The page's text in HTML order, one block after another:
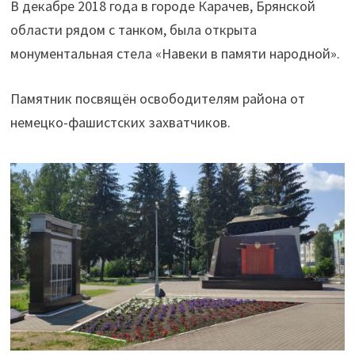
В декабре 2018 года в городе Карачев, Брянской
области рядом с танком, была открыта
монументальная стела «Навеки в памяти народной».
Памятник посвящён освободителям района от
немецко-фашистских захватчиков.